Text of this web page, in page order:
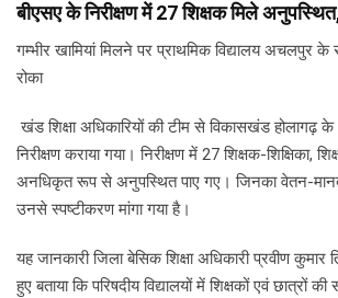
बीएसए के निरीक्षण में 27 शिक्षक मिले
गम्भीर खामियां मिलने पर प्राथमिक विद्यालय अचलपुर के
रोका
खंड शिक्षा अधिकारियों की टीम से विकासखंड होलागढ़ के
निरीक्षण कराया गया। निरीक्षण में 27 शिक्षक-शिक्षिका,
अनधिकृत रूप से अनुपस्थित पाए गए। जिनका वेतन-
उनसे स्पष्टीकरण मांगा गया है।
यह जानकारी जिला बेसिक शिक्षा अधिकारी प्रवीण कुमार
हुए बताया कि परिषदीय विद्यालयों में शिक्षकों एवं छात्रों